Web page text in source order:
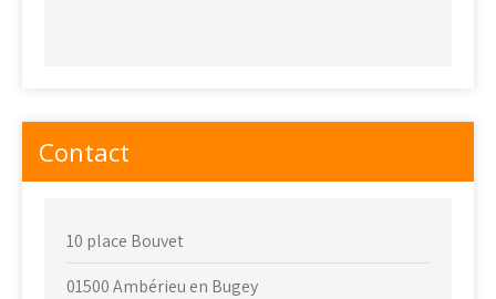
Contact
10 place Bouvet
01500 Ambérieu en Bugey